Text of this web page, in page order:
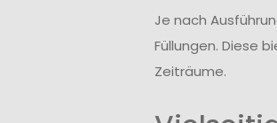
Je nach
Füllungen. Diese
Zeiträume.